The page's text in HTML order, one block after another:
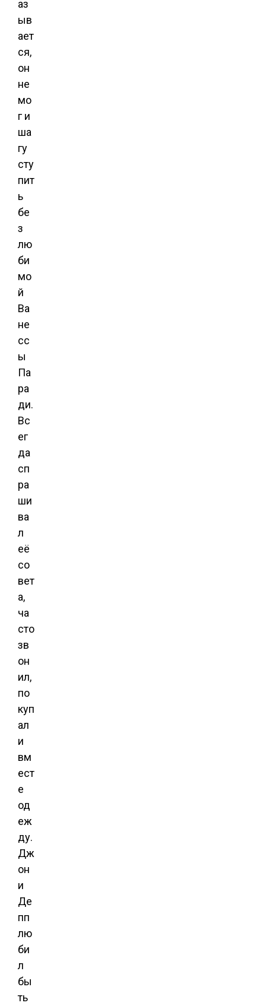
аз
ыв
ает
ся,
он
не
мо
г и
ша
гу
сту
пит
ь
бе
з
лю
би
мо
й
Ва
не
сс
ы
Па
ра
ди.
Вс
ег
да
сп
ра
ши
ва
л
её
со
вет
а,
ча
сто
зв
он
ил,
по
куп
ал
и
вм
ест
е
од
еж
ду.
Дж
он
и
Де
пп
лю
би
л
бы
ть